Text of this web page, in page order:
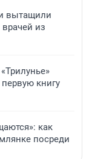
вытащили
из
книгу
как
посреди